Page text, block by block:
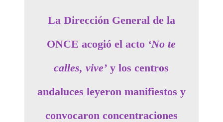
La Dirección General de la
ONCE acogió el acto ‘No te
calles, vive’ y los centros
andaluces leyeron manifiestos y
convocaron concentraciones